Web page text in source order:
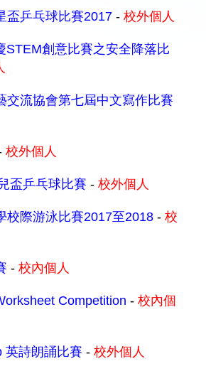
盃乒乓球比賽2017 - 校外個人
STEM創意比賽之安全降落比
交流協會第七屆中文寫作比賽
校外個人
盃乒乓球比賽 - 校外個人
校際游泳比賽2017至2018 - 校
- 校內個人
Competition - 校內個
英詩朗誦比賽 - 校外個人